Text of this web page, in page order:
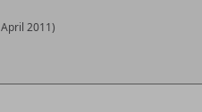
2011)